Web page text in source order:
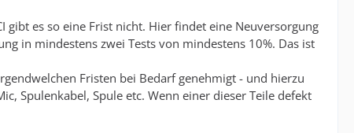
gibt es so eine Frist nicht. Hier findet eine Neuversorgung
in mindestens zwei Tests von mindestens 10%. Das ist
Fristen bei Bedarf genehmigt - und hierzu
Spulenkabel, Spule etc. Wenn einer dieser Teile defekt